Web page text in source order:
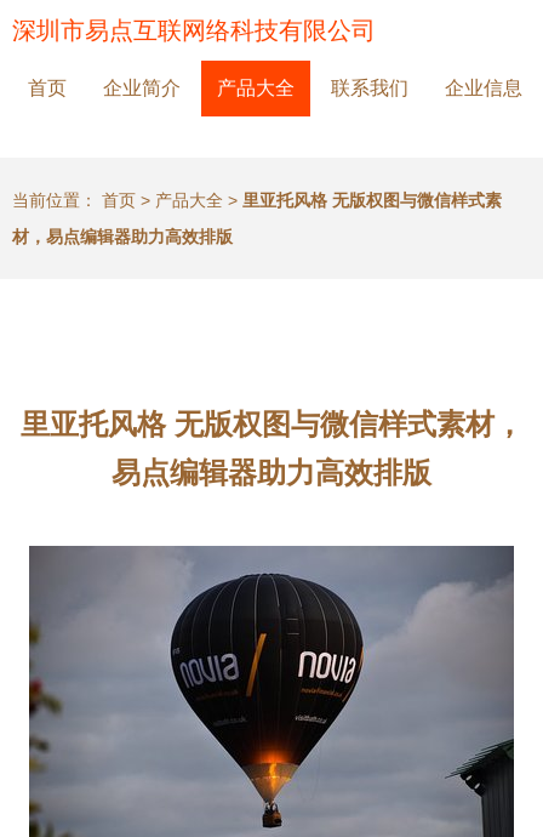
深圳市易点互联网络科技有限公司
首页 企业简介 产品大全 联系我们 企业信息
当前位置： 首页 > 产品大全 > 里亚托风格 无版权图与微信样式素
材，易点编辑器助力高效排版
里亚托风格 无版权图与微信样式素材，
易点编辑器助力高效排版